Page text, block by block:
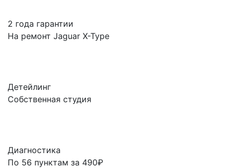
2 года гарантии
На ремонт Jaguar X-Type
Детейлинг
Собственная студия
Диагностика
По 56 пунктам за 490₽